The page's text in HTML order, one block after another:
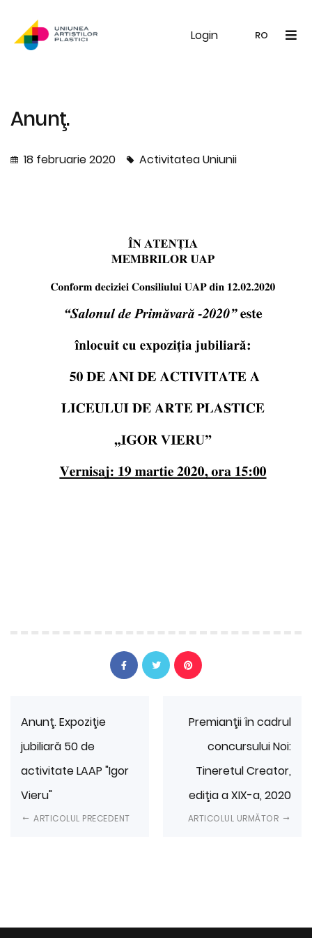
Login RO
UAP Galerie Noutăți
Anunţ.
18 februarie 2020 Activitatea Uniunii
Anunţ. Expoziţie
jubiliară 50 de
activitate LAAP "Igor
Vieru"
ARTICOLUL PRECEDENT
Premianţii în cadrul
concursului Noi:
Tineretul Creator,
ediţia a XIX-a, 2020
ARTICOLUL URMĂTOR